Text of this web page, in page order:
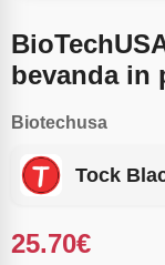
bevanda in
Biotechusa
Tock
25.70€